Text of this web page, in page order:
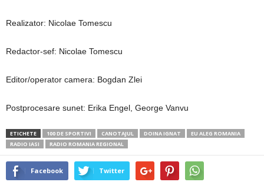
Realizator: Nicolae Tomescu
Redactor-sef: Nicolae Tomescu
Editor/operator camera: Bogdan Zlei
Postprocesare sunet: Erika Engel, George Vanvu
ETICHETE 100 DE SPORTIVI CANOTAJUL DOINA IGNAT
EU ALEG ROMANIA
RADIO IASI
RADIO ROMANIA REGIONAL
Facebook Twitter